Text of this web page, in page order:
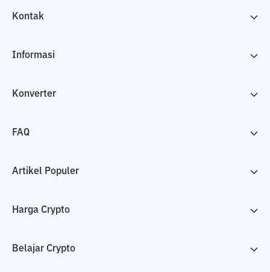
Kontak
Informasi
Konverter
FAQ
Artikel Populer
Harga Crypto
Belajar Crypto